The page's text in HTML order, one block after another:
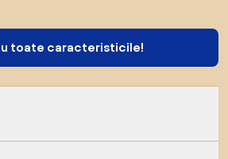
toate caracteristicile!